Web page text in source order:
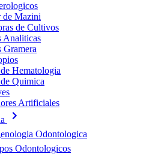
de Mazini
de Cultivos
Analiticas
Gramera
Hematologia
Quimica
Artificiales
Odontologica
Odontologicos